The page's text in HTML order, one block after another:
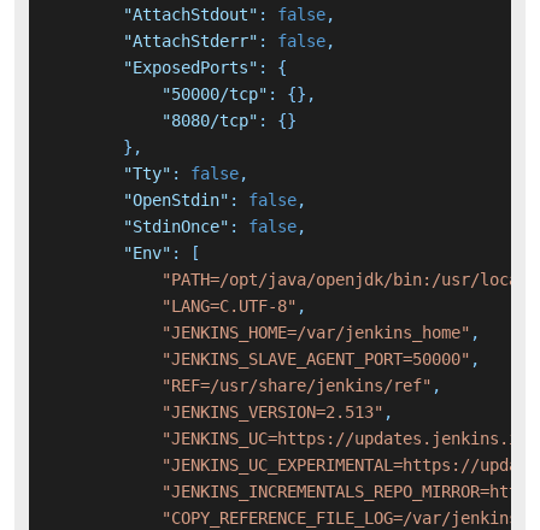
"AttachStdout" : false,
"AttachStderr" : false,
"ExposedPorts" :
{
"50000/tcp" : {} ,
"8080/tcp" : {}
} ,
"Tty" : false,
"OpenStdin" : false,
"StdinOnce" : false,
"Env" :
[
"PATH=/opt/java/openjdk/bin:/usr/
"LANG=C.UTF-8" ,
"JENKINS_HOME=/var/jenkins_home" ,
"JENKINS_SLAVE_AGENT_PORT=50000" ,
"REF=/usr/share/jenkins/ref" ,
"JENKINS_VERSION=2.513" ,
"JENKINS_UC=https://updates.jenkins.io"
"JENKINS_UC_EXPERIMENTAL=https://
"COPY_REFERENCE_FILE_LOG=/var/